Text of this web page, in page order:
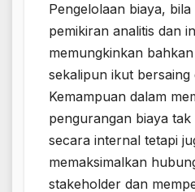
Pengelolaan biaya,
pemikiran analitis dan
memungkinkan
sekalipun ikut bersaing
Kemampuan dalam
pengurangan biaya
secara internal tetapi
memaksimalkan
stakeholder dan